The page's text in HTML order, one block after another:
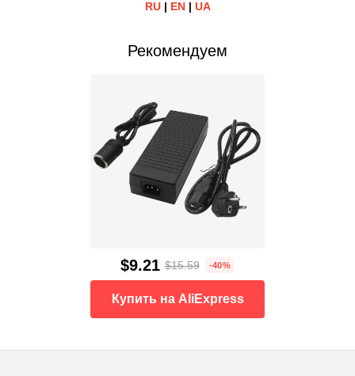
RU| EN| UA
Рекомендуем
$9.21 $15.59 -40%
Купить на AliExpress